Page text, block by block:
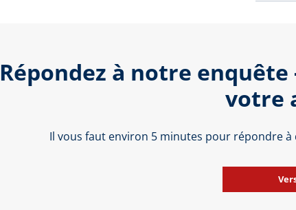
Répondez à notre
votre
Il vous faut environ 5 minutes pour répondre